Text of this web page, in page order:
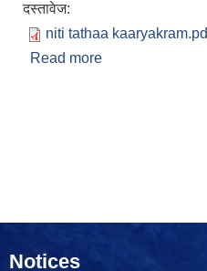
दस्तावेज:
niti tathaa
Read more
Notices